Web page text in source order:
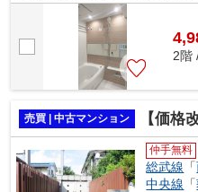
63.82㎡でご家族と過ごすのにも問題
2階
売買 | 中古マンション 【価格改
仲手無料
総武線 「
中央線 「